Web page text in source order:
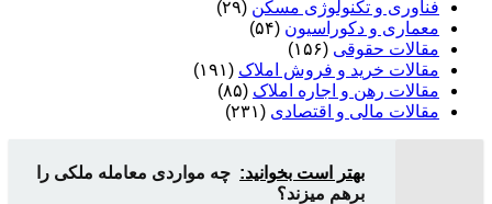
فناوری و تکنولوژی مسکن (۲۹)
معماری و دکوراسیون (۵۴)
مقالات حقوقی (۱۵۶)
مقالات خرید و فروش املاک (۱۹۱)
مقالات رهن و اجاره املاک (۸۵)
مقالات مالی و اقتصادی (۲۳۱)
بهتر است بخوانید: چه مواردی معامله ملکی را
برهم میزند؟